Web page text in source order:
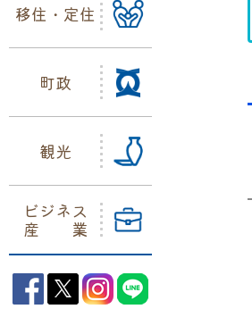
移住・定住
町政
観光
ビジネス
産業
益子町Facebook
益子町Twitter
益子町Instagram